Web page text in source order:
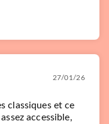
27/01/26
classiques et ce
accessible,